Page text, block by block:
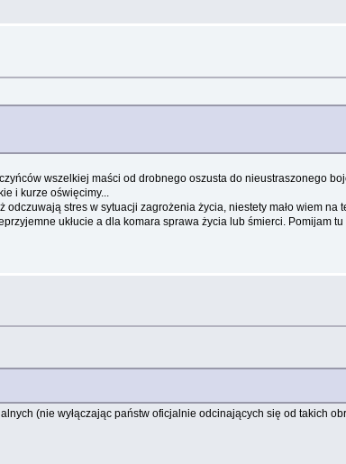
wszelkiej maści od drobnego oszusta do nieustraszonego
i kurze oświęcimy...
stres w sytuacji zagrożenia życia, niestety mało wiem na
ukłucie a dla komara sprawa życia lub śmierci. Pomijam
(nie wyłączając państw oficjalnie odcinających się od takich